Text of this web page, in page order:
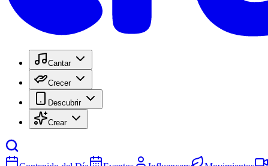
Cantar
Crecer
Descubrir
Crear